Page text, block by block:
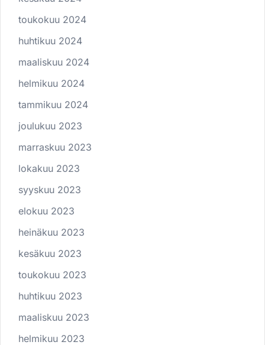
toukokuu 2024
huhtikuu 2024
maaliskuu 2024
helmikuu 2024
tammikuu 2024
joulukuu 2023
marraskuu 2023
lokakuu 2023
syyskuu 2023
elokuu 2023
heinäkuu 2023
kesäkuu 2023
toukokuu 2023
huhtikuu 2023
maaliskuu 2023
helmikuu 2023